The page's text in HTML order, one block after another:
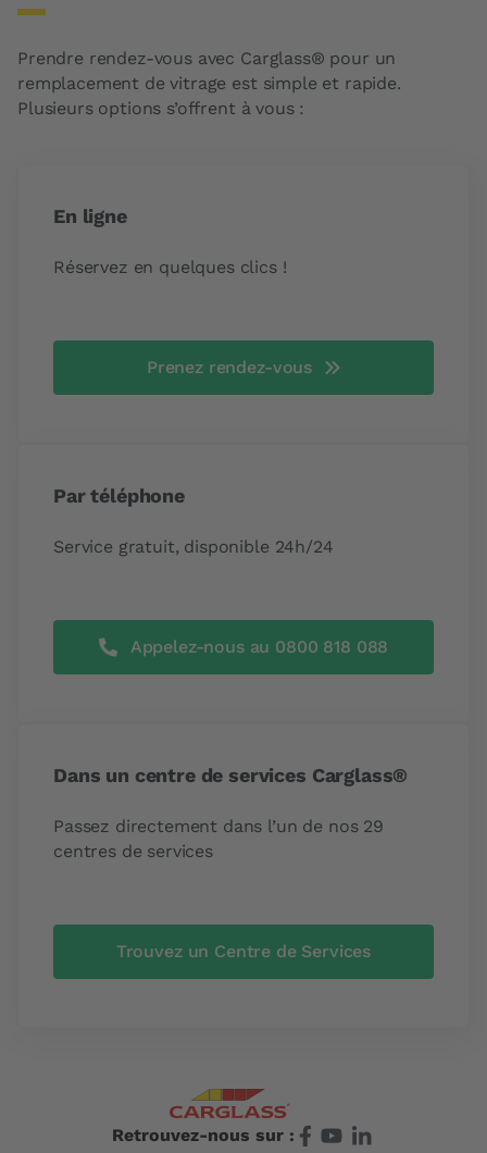
Prendre rendez-vous avec Carglass® pour un
remplacement de vitrage est simple et rapide.
Plusieurs options s’offrent à vous :
En ligne
Réservez en quelques clics !
Prenez rendez-vous
Par téléphone
Service gratuit, disponible 24h/24
Appelez-nous au 0800 818 088
Dans un centre de services Carglass®
Passez directement dans l’un de nos 29
centres de services
Trouvez un Centre de Services
Retrouvez-nous sur :